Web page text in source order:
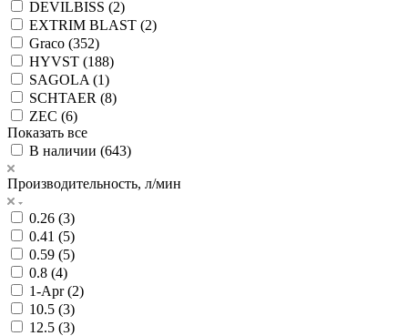
DEVILBISS (2)
EXTRIM BLAST (2)
Graco (352)
HYVST (188)
SAGOLA (1)
SCHTAER (8)
ZEC (6)
Показать все
В наличии (643)
Производительность, л/мин
0.26 (3)
0.41 (5)
0.59 (5)
0.8 (4)
1-Apr (2)
10.5 (3)
12.5 (3)